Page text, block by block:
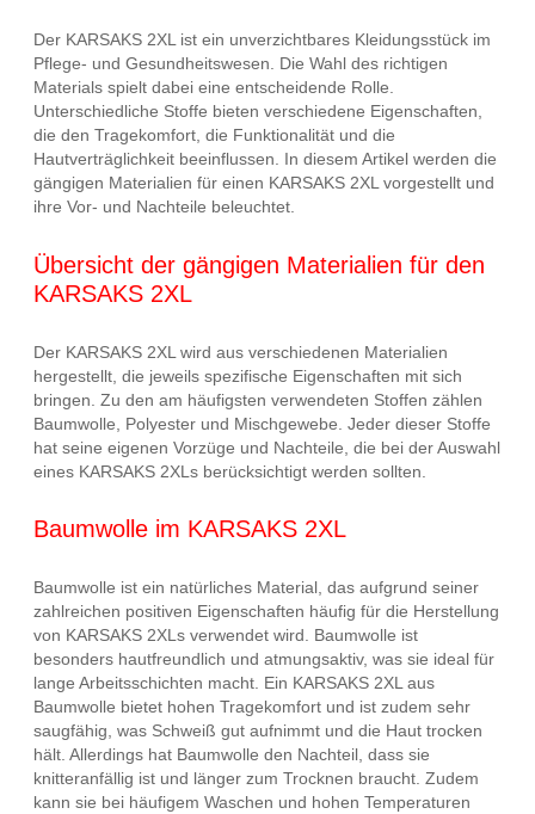
Der KARSAKS 2XL ist ein unverzichtbares Kleidungsstück im
Pflege- und Gesundheitswesen. Die Wahl des richtigen
Materials spielt dabei eine entscheidende Rolle.
Unterschiedliche Stoffe bieten verschiedene Eigenschaften,
die den Tragekomfort, die Funktionalität und die
Hautverträglichkeit beeinflussen. In diesem Artikel werden die
gängigen Materialien für einen KARSAKS 2XL vorgestellt und
ihre Vor- und Nachteile beleuchtet.
Übersicht der gängigen Materialien für den
KARSAKS 2XL
Der KARSAKS 2XL wird aus verschiedenen Materialien
hergestellt, die jeweils spezifische Eigenschaften mit sich
bringen. Zu den am häufigsten verwendeten Stoffen zählen
Baumwolle, Polyester und Mischgewebe. Jeder dieser Stoffe
hat seine eigenen Vorzüge und Nachteile, die bei der Auswahl
eines KARSAKS 2XLs berücksichtigt werden sollten.
Baumwolle im KARSAKS 2XL
Baumwolle ist ein natürliches Material, das aufgrund seiner
zahlreichen positiven Eigenschaften häufig für die Herstellung
von KARSAKS 2XLs verwendet wird. Baumwolle ist
besonders hautfreundlich und atmungsaktiv, was sie ideal für
lange Arbeitsschichten macht. Ein KARSAKS 2XL aus
Baumwolle bietet hohen Tragekomfort und ist zudem sehr
saugfähig, was Schweiß gut aufnimmt und die Haut trocken
hält. Allerdings hat Baumwolle den Nachteil, dass sie
knitteranfällig ist und länger zum Trocknen braucht. Zudem
kann sie bei häufigem Waschen und hohen Temperaturen